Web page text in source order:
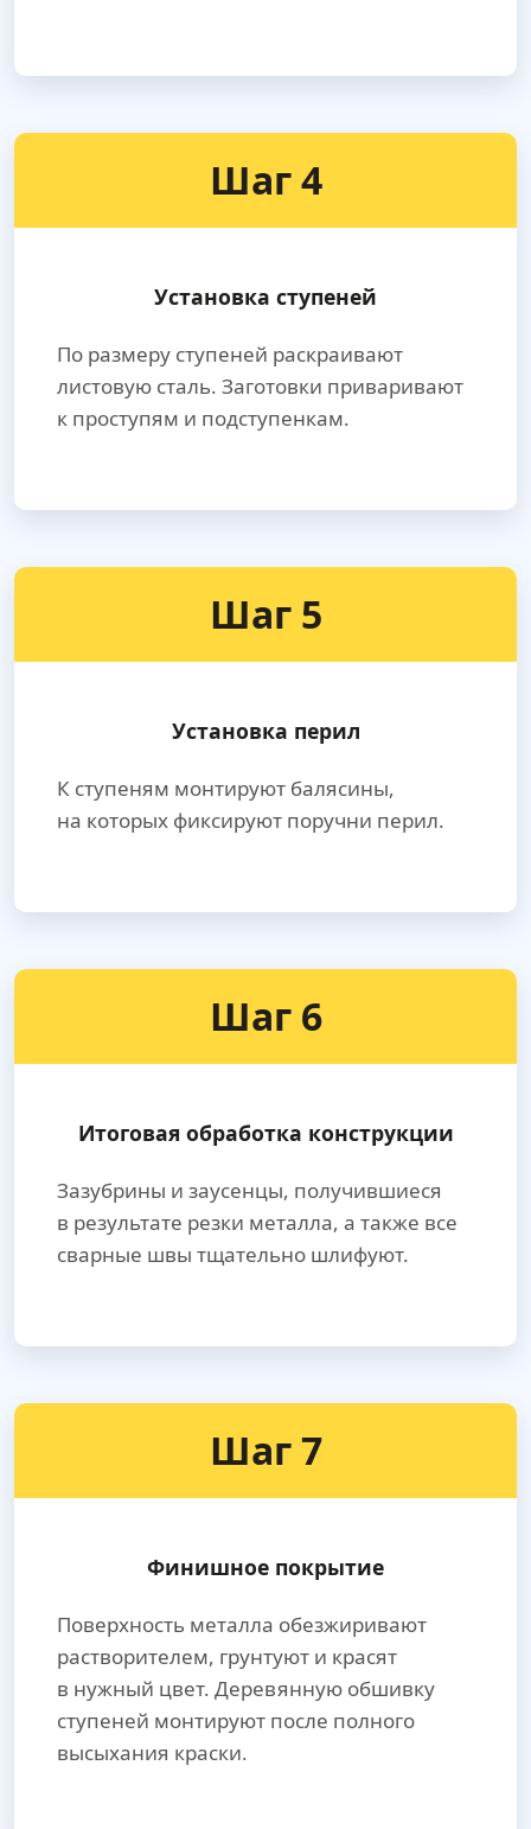
Шаг 4
Установка ступеней
По размеру ступеней раскраивают
листовую сталь. Заготовки приваривают
к проступям и подступенкам.
Шаг 5
Установка перил
К ступеням монтируют балясины,
на которых фиксируют поручни перил.
Шаг 6
Итоговая обработка конструкции
Зазубрины и заусенцы, получившиеся
в результате резки металла, а также все
сварные швы тщательно шлифуют.
Шаг 7
Финишное покрытие
Поверхность металла обезжиривают
растворителем, грунтуют и красят
в нужный цвет. Деревянную обшивку
ступеней монтируют после полного
высыхания краски.